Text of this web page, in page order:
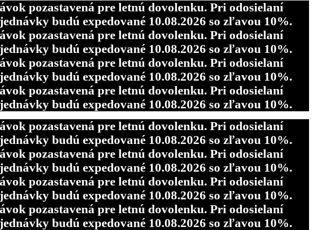
pozastavená pre letnú dovolenku. Pri odosielaní
budú expedované 10.08.2026 so zľavou 10%.
pozastavená pre letnú dovolenku. Pri odosielaní
budú expedované 10.08.2026 so zľavou 10%.
pozastavená pre letnú dovolenku. Pri odosielaní
budú expedované 10.08.2026 so zľavou 10%.
pozastavená pre letnú dovolenku. Pri odosielaní
budú expedované 10.08.2026 so zľavou 10%.
pozastavená pre letnú dovolenku. Pri odosielaní
budú expedované 10.08.2026 so zľavou 10%.
pozastavená pre letnú dovolenku. Pri odosielaní
budú expedované 10.08.2026 so zľavou 10%.
pozastavená pre letnú dovolenku. Pri odosielaní
budú expedované 10.08.2026 so zľavou 10%.
pozastavená pre letnú dovolenku. Pri odosielaní
budú expedované 10.08.2026 so zľavou 10%.